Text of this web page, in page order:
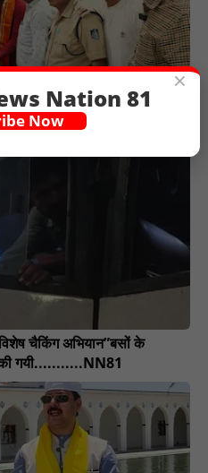
सुरक्षित वापस .............NN81
चैकिंग अभियान”बसों के
गयी...........NN81
×
Nation 81
Now